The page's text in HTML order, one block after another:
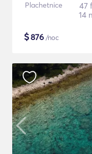
Plachetnice
47
14
$876 /noc